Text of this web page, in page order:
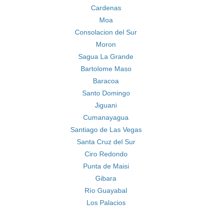
Cardenas
Moa
Consolacion del Sur
Moron
Sagua La Grande
Bartolome Maso
Baracoa
Santo Domingo
Jiguani
Cumanayagua
Santiago de Las Vegas
Santa Cruz del Sur
Ciro Redondo
Punta de Maisi
Gibara
Río Guayabal
Los Palacios